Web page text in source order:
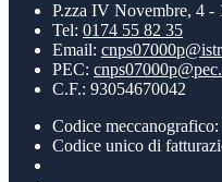
P.zza IV Novembre, 4
Tel: 0174 55 82 35
Email:
PEC:
C.F.: 93054670042
Codice
Codice unico di